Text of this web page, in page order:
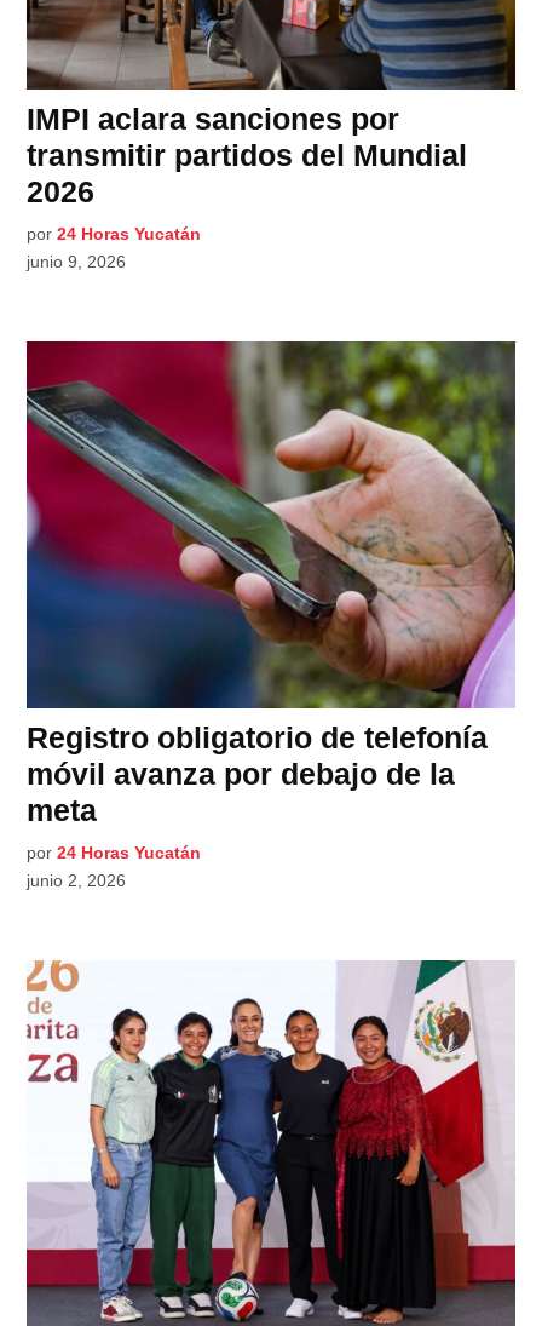
IMPI aclara sanciones por
transmitir partidos del Mundial
2026
por 24 Horas Yucatán
junio 9, 2026
Registro obligatorio de telefonía
móvil avanza por debajo de la
meta
por 24 Horas Yucatán
junio 2, 2026